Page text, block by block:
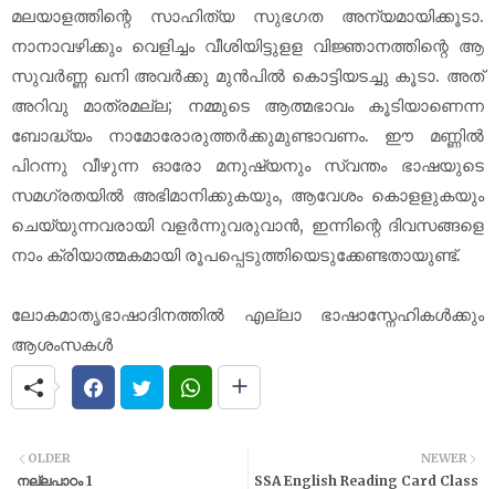
മലയാളത്തിന്റെ സാഹിത്യ സുഭഗത അന്യമായിക്കൂടാ.
നാനാവഴിക്കും വെളിച്ചം വീശിയിട്ടുളള വിജ്ഞാനത്തിന്റെ ആ
സുവർണ്ണ ഖനി അവർക്കു മുൻപിൽ കൊട്ടിയടച്ചു കൂടാ. അത്
അറിവു മാത്രമല്ല; നമ്മുടെ ആത്മഭാവം കൂടിയാണെന്ന
ബോദ്ധ്യം നാമോരോരുത്തർക്കുമുണ്ടാവണം. ഈ മണ്ണിൽ
പിറന്നു വീഴുന്ന ഓരോ മനുഷ്യനും സ്വന്തം ഭാഷയുടെ
സമഗ്രതയിൽ അഭിമാനിക്കുകയും, ആവേശം കൊളളുകയും
ചെയ്യുന്നവരായി വളർന്നുവരുവാൻ, ഇന്നിന്റെ ദിവസങ്ങളെ
നാം ക്രിയാത്മകമായി രൂപപ്പെടുത്തിയെടുക്കേണ്ടതായുണ്ട്.
ലോകമാതൃഭാഷാദിനത്തിൽ എല്ലാ ഭാഷാസ്നേഹികൾക്കും
ആശംസകൾ
NEWER
SSA English Reading Card Class
OLDER
നല്ലപാഠം 1